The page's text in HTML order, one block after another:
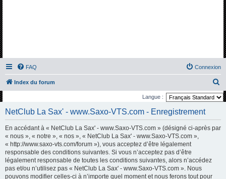
FAQ Connexion
Index du forum
e
Langue :
NetClub La Sax' - www.Saxo-VTS.com - Enregistrement
En accédant à « NetClub La Sax' - www.Saxo-VTS.com » (désigné ci-après par
« nous », « notre », « nos », « NetClub La Sax' - www.Saxo-VTS.com »,
« http://www.saxo-vts.com/forum »), vous acceptez d’être légalement
responsable des conditions suivantes. Si vous n’acceptez pas d’être
légalement responsable de toutes les conditions suivantes, alors n’accédez
pas et/ou n’utilisez pas « NetClub La Sax' - www.Saxo-VTS.com ». Nous
pouvons modifier celles-ci à n’importe quel moment et nous ferons tout pour